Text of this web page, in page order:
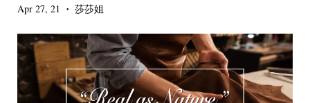
Apr 27, 21 • 莎莎姐